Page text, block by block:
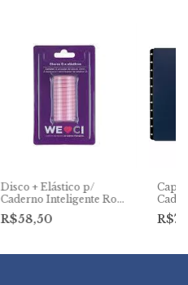
Disco + Elástico p/
Caderno Inteligente Rosa
Sertão G 31mm
R$58,50
Capa
Blue